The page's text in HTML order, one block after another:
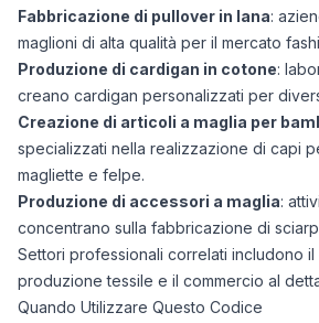
Fabbricazione di pullover in lana:
maglioni di alta qualità per il mercato
Produzione di cardigan in cotone:
creano cardigan personalizzati per
Creazione di articoli a maglia per
specializzati nella realizzazione di capi
magliette e felpe.
Produzione di accessori a maglia:
concentrano sulla fabbricazione di
Settori professionali correlati includono
produzione tessile e il commercio al
Quando Utilizzare Questo Codice